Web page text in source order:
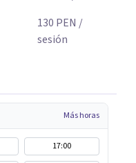
130 PEN /
sesión
Más horas
17:00